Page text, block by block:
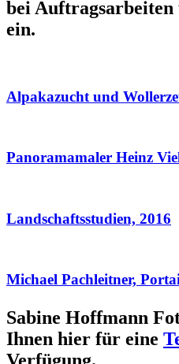
bei
ein.
Alpakazucht und
Panoramamaler Heinz
Landschaftsstudien, 2016
Michael Pachleitner,
Sabine Hoffmann
Ihnen hier für eine